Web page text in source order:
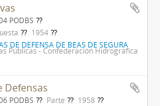
PODBS
1954
DE DEFENSA DE BEAS DE SEGURA
Públicas - Confederación Hidrográfica
Defensas
PODBS Parte
1958